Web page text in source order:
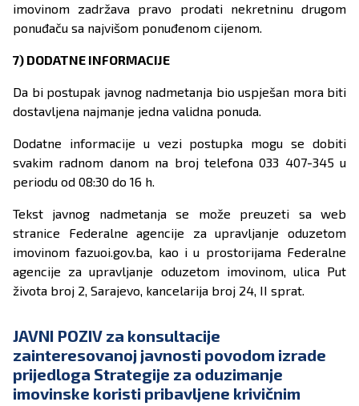
imovinom zadržava pravo prodati nekretninu drugom
ponuđaču sa najvišom ponuđenom cijenom.
7) DODATNE INFORMACIJE
Da bi postupak javnog nadmetanja bio uspješan mora biti
dostavljena najmanje jedna validna ponuda.
Dodatne informacije u vezi postupka mogu se dobiti
svakim radnom danom na broj telefona 033 407-345 u
periodu od 08:30 do 16 h.
Tekst javnog nadmetanja se može preuzeti sa web
stranice Federalne agencije za upravljanje oduzetom
imovinom fazuoi.gov.ba, kao i u prostorijama Federalne
agencije za upravljanje oduzetom imovinom, ulica Put
života broj 2, Sarajevo, kancelarija broj 24, II sprat.
JAVNI POZIV za konsultacije
zainteresovanoj javnosti povodom izrade
prijedloga Strategije za oduzimanje
imovinske koristi pribavljene krivičnim